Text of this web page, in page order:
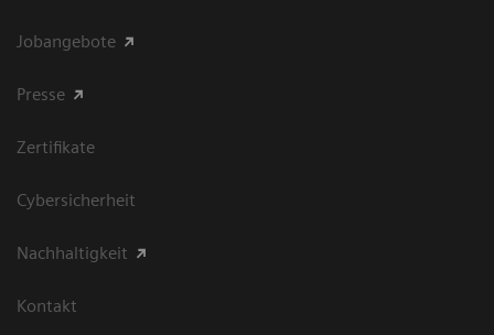
Jobangebote
Presse
Zertifikate
Cybersicherheit
Nachhaltigkeit
Kontakt